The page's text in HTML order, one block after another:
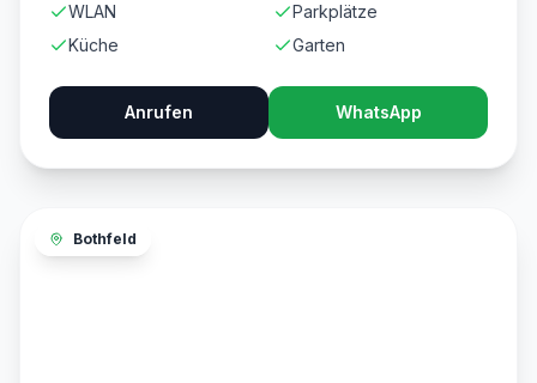
WLAN
Parkplätze
Küche
Garten
Anrufen WhatsApp
Bothfeld